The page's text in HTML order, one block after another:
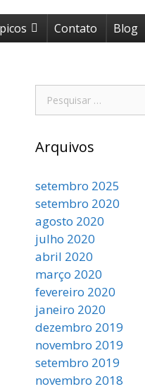
Contato Blog
Pesquisar
por:
Arquivos
setembro 2025
setembro 2020
agosto 2020
julho 2020
abril 2020
março 2020
fevereiro 2020
janeiro 2020
dezembro 2019
novembro 2019
setembro 2019
novembro 2018